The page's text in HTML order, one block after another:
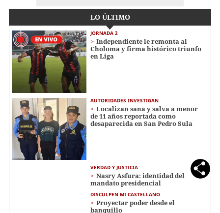
LO ÚLTIMO
JORNADA 2
Independiente le remonta al
Choloma y firma histórico triunfo
en Liga
AUTORIDADES INVESTIGAN
Localizan sana y salva a menor
de 11 años reportada como
desaparecida en San Pedro Sula
VERDAD Y JUSTICIA
Nasry Asfura: identidad del
mandato presidencial
DISCULPEN MI CASTELLANO
Proyectar poder desde el
banquillo